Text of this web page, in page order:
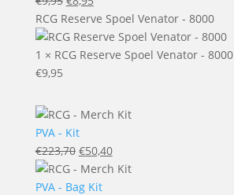
€125,00
prix
initial
était :
prix
actuel
est :
RCG Reserve Spoel Venator - 8000
1 × RCG Reserve Spoel Venator - 8000
€9,95
PVA - Kit
€223,70 Le
prix
initial
€50,40Le
prix
PVA - Bag Kit